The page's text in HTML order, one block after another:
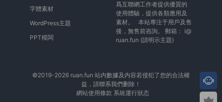
字體素材
WordPress主題
PPT模闆
爲互聯網工作者提供優質的
使用體驗，提供各類應用及
素材。 本站專注于用戶及售
後，無售前咨詢。 郵箱： i@
ruan.fun (請明示主題)
©2019-2026 ruan.fun 站内數據及内容若侵犯了您的合法權
益，請聯系我們删除！
網站使用條款 系統運行狀态